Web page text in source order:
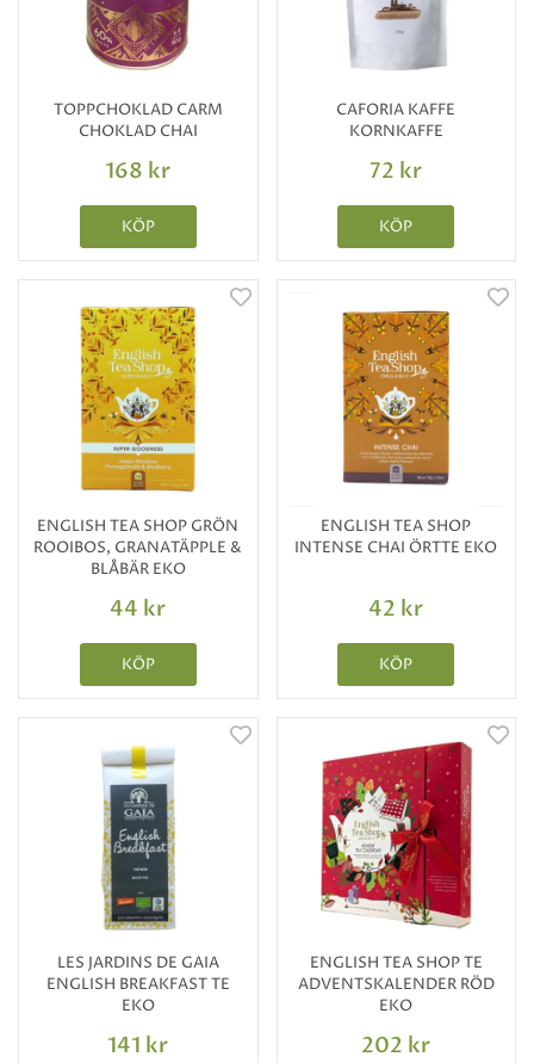
TOPPCHOKLAD CARM
CHOKLAD CHAI
168 kr
KÖP
CAFORIA KAFFE
KORNKAFFE
72 kr
KÖP
ENGLISH TEA SHOP GRÖN
ROOIBOS, GRANATÄPPLE &
BLÅBÄR EKO
44 kr
KÖP
ENGLISH TEA SHOP
INTENSE CHAI ÖRTTE EKO
42 kr
KÖP
LES JARDINS DE GAIA
ENGLISH BREAKFAST TE
EKO
141 kr
ENGLISH TEA SHOP TE
ADVENTSKALENDER RÖD
EKO
202 kr